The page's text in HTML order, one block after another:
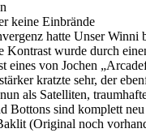
keine Einbrände
hatte Unser Winni
Kontrast wurde durch
eines von Jochen
kratzte sehr, der
als Satelliten,
Bottons sind komplett
(Original noch